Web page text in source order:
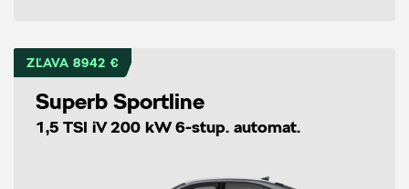
ZĽAVA 8942 €
Superb Sportline
1,5 TSI iV 200 kW 6-stup. automat.